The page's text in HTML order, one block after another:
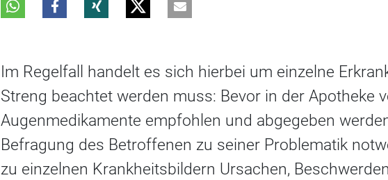
Im Regelfall handelt es sich hierbei um einzelne
Streng beachtet werden muss: Bevor in der Apotheke
Augenmedikamente empfohlen und abgegeben
Befragung des Betroffenen zu seiner Problematik
zu einzelnen Krankheitsbildern Ursachen,